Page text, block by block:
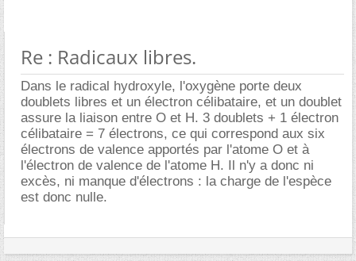
Re : Radicaux libres.
Dans le radical hydroxyle, l'oxygène porte deux
doublets libres et un électron célibataire, et un doublet
assure la liaison entre O et H. 3 doublets + 1 électron
célibataire = 7 électrons, ce qui correspond aux six
électrons de valence apportés par l'atome O et à
l'électron de valence de l'atome H. Il n'y a donc ni
excès, ni manque d'électrons : la charge de l'espèce
est donc nulle.